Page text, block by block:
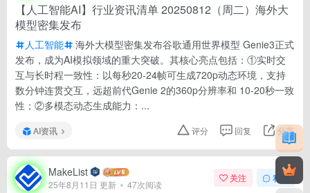
【人工智能AI】行业资讯清单 20250812（周二）海外大
模型密集发布
人工智能
海外大模型密集发布谷歌通用世界模型 Genie3正式
发布，成为AI模拟领域的重大突破。其核心亮点包括：①实时交
互与长时程一致性：以每秒20-24帧可生成720p动态环境，支持
数分钟连贯交互，远超前代Genie 2的360p分辨率和 10-20秒一致
性；②多模态动态生成能力：...
AI资讯 评分 回复 分享
MakeList
25年8月11日 更新 47次阅读
关注 私信